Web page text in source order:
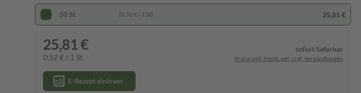
50 St (0,52 € / 1 St) 25,81 €
25,81 €
0,52 € / 1 St
sofort lieferbar
Preise inkl. MwSt. ggf. zzgl. Versandkosten
E-Rezept einlösen